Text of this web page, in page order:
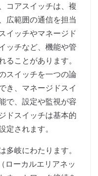
コアスイッチは、複
広範囲の通信を担当
イッチやマネージド
ッチなど、機能や管
ことがあります。
スイッチを一つの論
き、マネージドスイ
で、設定や監視が容
ドスイッチは基本的
されます。
岐にわたります。
ローカルエリアネッ